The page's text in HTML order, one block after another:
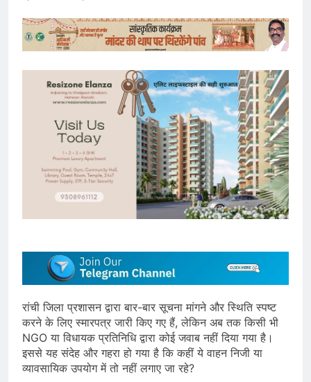
रांची जिला प्रशासन द्वारा बार-बार सूचना मांगने और स्थिति स्पष्ट
करने के लिए स्मारपत्र जारी किए गए हैं, लेकिन अब तक किसी भी
NGO या विधायक प्रतिनिधि द्वारा कोई जवाब नहीं दिया गया है।
इससे यह संदेह और गहरा हो गया है कि कहीं ये वाहन निजी या
व्यावसायिक उपयोग में तो नहीं लगाए जा रहे?